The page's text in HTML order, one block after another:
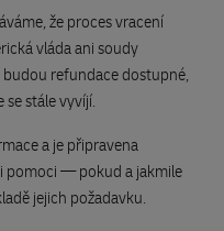
že proces vracení
vláda ani soudy
refundace dostupné,
stále vyvíjí.
a je připravena
pomoci — pokud a jakmile
jejich požadavku.